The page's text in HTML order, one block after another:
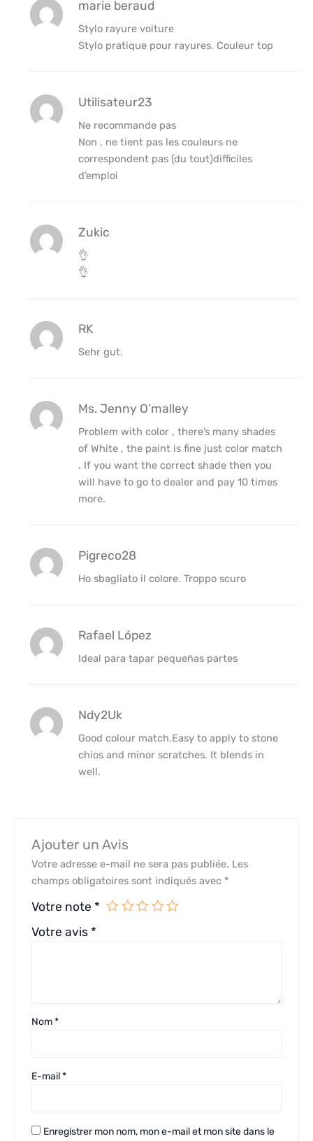
marie beraud
Stylo rayure voiture
Stylo pratique pour rayures. Couleur top
Utilisateur23
Ne recommande pas
Non , ne tient pas les couleurs ne
correspondent pas (du tout)difficiles
d’emploi
Zukic
👌
👌
RK
Sehr gut.
Ms. Jenny O’malley
Problem with color , there’s many shades
of White , the paint is fine just color match
. If you want the correct shade then you
will have to go to dealer and pay 10 times
more.
Pigreco28
Ho sbagliato il colore. Troppo scuro
Rafael López
Ideal para tapar pequeñas partes
Ndy2Uk
Good colour match.Easy to apply to stone
chios and minor scratches. It blends in
well.
Ajouter un Avis
Votre adresse e-mail ne sera pas publiée. Les
champs obligatoires sont indiqués avec *
Votre note *
Votre avis *
Nom*
E-mail*
Enregistrer mon nom, mon e-mail et mon site dans le